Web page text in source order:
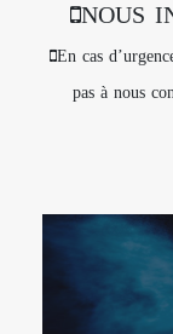
NOUS
En cas
pas à nous